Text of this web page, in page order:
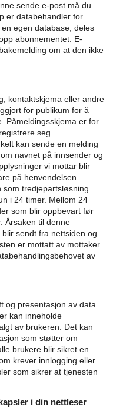
sende e-post må du
er databehandler for
egen database, deles
abonnementet. E-
om at den ikke
kontaktskjema eller andre
for publikum for å
Påmeldingsskjema er for
seg.
kan sende en melding
navnet på innsender og
vi mottar blir
på henvendelsen.
tredjepartsløsning.
i 24 timer. Mellom 24
som blir oppbevart før
Årsaken til denne
sendt fra nettsiden og
er mottatt av mottaker
av
og presentasjon av data
kan inneholde
av brukeren. Det kan
som støtter om
brukere blir sikret en
krever innlogging eller
som sikrer at tjenesten
i din nettleser